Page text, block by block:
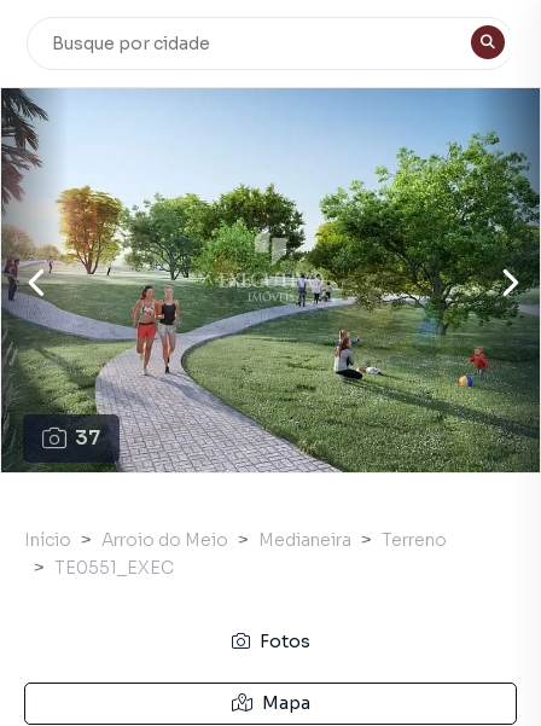
37
Início Arroio do Meio Medianeira
Terreno
TE0551_EXEC
Fotos
Mapa